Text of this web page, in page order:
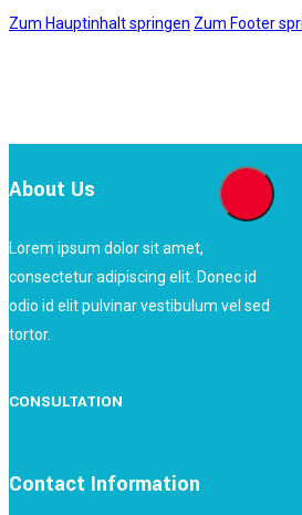
Zum Hauptinhalt springen Zum Footer
About Us
Lorem ipsum dolor sit amet,
consectetur adipiscing elit. Donec id
odio id elit pulvinar vestibulum vel sed
tortor.
CONSULTATION
Contact Information